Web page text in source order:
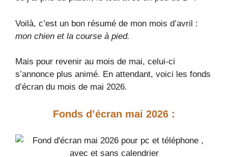
Voilà, c’est un bon résumé de mon mois d’avril :
mon chien et la course à pied.
Mais pour revenir au mois de mai, celui-ci
s’annonce plus animé. En attendant, voici les fonds
d’écran du mois de mai 2026.
Fonds d’écran mai 2026 :